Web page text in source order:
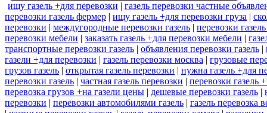
ищу газель +для перевозки | газель перевозки частные
перевозки газель фермер | ищу газель +для перевозки груза |
перевозки | междугородные перевозки газель | перевозки
перевозки мебели | заказать газель +для перевозки мебели |
транспортные перевозки газель | объявления перевозки газель |
газели +для перевозки | газель перевозки москва | грузовые
грузов газель | открытая газель перевозки | нужна газель +для
перевозки газель | частная газель перевозки | перевозки газель
перевозка грузов +на газели цены | дешевые перевозки газель |
перевозки | перевозки автомобилями газель | газель перевозка